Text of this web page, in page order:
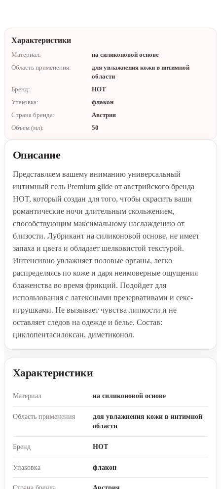
Характеристики
Материал:
на силиконовой основе
Область применения:
для увлажнения кожи в интимной
области
Бренд:
HOT
Упаковка:
флакон
Страна бренда:
Австрия
Объем (мл):
50
Описание
Представляем вашему вниманию универсальный
интимный гель Premium glide от австрийского бренда
HOT, который создан для того, чтобы скрасить ваши
романтические ночи длительным скольжением,
способствующим максимальному наслаждению от
близости. Лубрикант на силиконовой основе, не имеет
запаха и цвета и обладает шелковистой текстурой.
Интенсивно увлажняет половые органы, легко
распределяясь по коже и даря неимоверные ощущения
блаженства во время фрикций. Подойдет для
использования с латексными презервативами и секс-
игрушками. Не вызывает чувства липкости и не
оставляет следов на одежде и белье. Состав:
циклопентасилоксан, диметиконол.
Характеристики
Материал на силиконовой основе
Область применения
для увлажнения кожи в интимной
области
Бренд HOT
Упаковка флакон